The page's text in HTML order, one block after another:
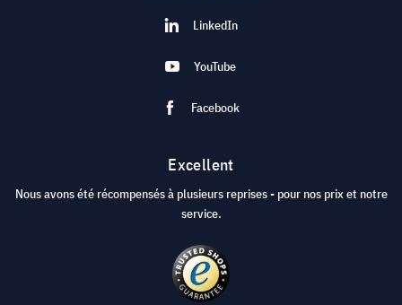
LinkedIn
YouTube
Facebook
Excellent
Nous avons été récompensés à plusieurs reprises - pour nos prix et notre
service.